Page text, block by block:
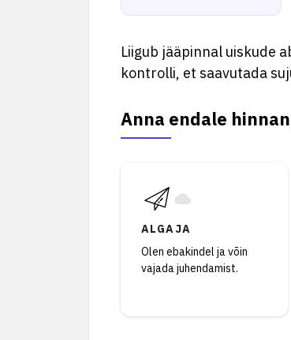
Liigub jääpinnal uiskude
kontrolli, et saavutada
Anna endale
ALGAJA
Olen ebakindel ja võin
vajada juhendamist.